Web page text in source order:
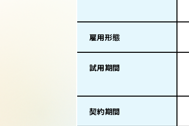
雇用形態
試用期間
契約期間